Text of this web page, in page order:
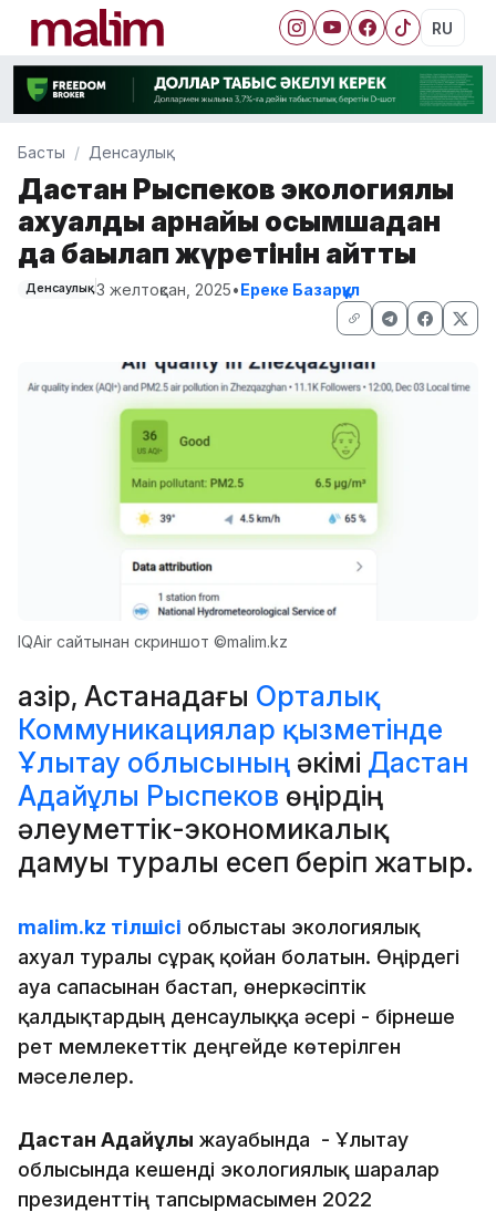
RU
Басты Денсаулық
Дастан Рыспеков экологиялық
ахуалды арнайы қосымшадан
да бақылап жүретінін айтты
Денсаулық 3 желтоқсан, 2025•Ереке Базарқұл
IQAir сайтынан скриншот ©malim.kz
Қазір, Астанадағы Орталық
Коммуникациялар қызметінде
Ұлытау облысының әкімі Дастан
Адайұлы Рыспеков өңірдің
әлеуметтік-экономикалық
дамуы туралы есеп беріп жатыр.
malim.kz тілшісі облыстағы экологиялық
ахуал туралы сұрақ қойған болатын. Өңірдегі
ауа сапасынан бастап, өнеркәсіптік
қалдықтардың денсаулыққа әсері - бірнеше
рет мемлекеттік деңгейде көтерілген
мәселелер.
Дастан Адайұлы жауабында - Ұлытау
облысында кешенді экологиялық шаралар
президенттің тапсырмасымен 2022